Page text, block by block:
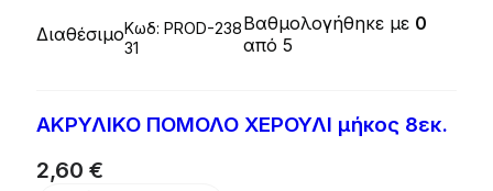
ΔιαθέσιμοΚωδ: PROD-238
31
Βαθμολογήθηκε με 0
από 5
ΑΚΡΥΛΙΚΟ ΠΟΜΟΛΟ ΧΕΡΟΥΛΙ μήκος 8εκ.
2,60 €